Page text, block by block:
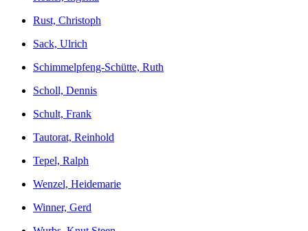
Rust, Christoph
Sack, Ulrich
Schimmelpfeng-Schütte, Ruth
Scholl, Dennis
Schult, Frank
Tautorat, Reinhold
Tepel, Ralph
Wenzel, Heidemarie
Winner, Gerd